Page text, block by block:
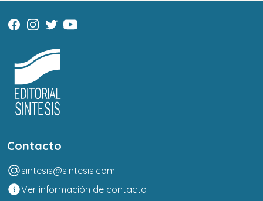
Contacto
sintesis@sintesis.com
Ver información de contacto